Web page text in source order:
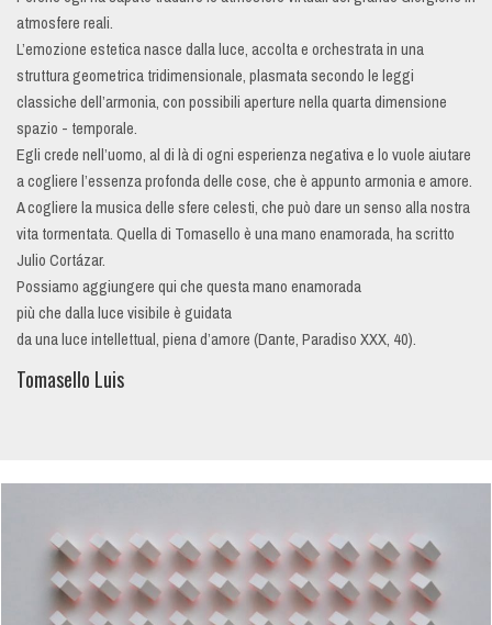
atmosfere reali.
L’emozione estetica nasce dalla luce, accolta e orchestrata in una
struttura geometrica tridimensionale, plasmata secondo le leggi
classiche dell’armonia, con possibili aperture nella quarta dimensione
spazio - temporale.
Egli crede nell’uomo, al di là di ogni esperienza negativa e lo vuole aiutare
a cogliere l’essenza profonda delle cose, che è appunto armonia e amore.
A cogliere la musica delle sfere celesti, che può dare un senso alla nostra
vita tormentata. Quella di Tomasello è una mano enamorada, ha scritto
Julio Cortázar.
Possiamo aggiungere qui che questa mano enamorada
più che dalla luce visibile è guidata
da una luce intellettual, piena d’amore (Dante, Paradiso XXX, 40).
Tomasello Luis